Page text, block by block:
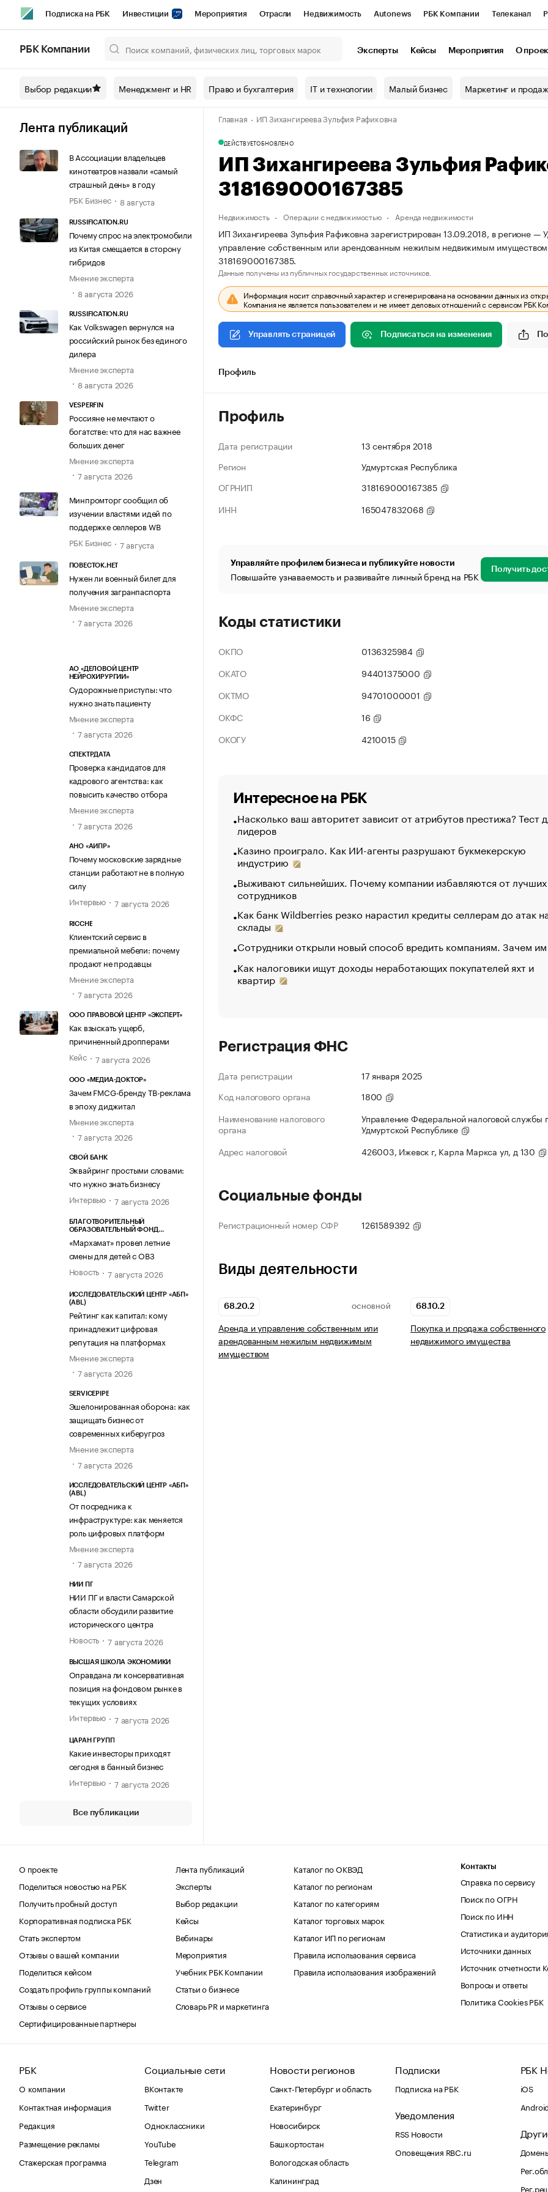
Подписка на РБК Инвестиции Мероприятия Отрасли Недвижимость Autonews РБК Компании Телеканал
Спецпроекты СПб Конференции СПб Спецпроекты Проверка контрагентов
Технологии и медиа Рынок наличной валюты
РБК Компании Эксперты Кейсы Мероприятия О
Выбор редакции Менеджмент и HR Право и бухгалтерия IT и технологии Малый бизнес Маркетинг и
Лента публикаций
В Ассоциации владельцев
кинотеатров назвали «самый
страшный день» в году
РБК Бизнес
8 августа
RUSSIFICATION.RU
Почему спрос на электромобили
из Китая смещается в сторону
гибридов
Мнение эксперта
8 августа 2026
RUSSIFICATION.RU
Как Volkswagen вернулся на
российский рынок без единого
дилера
Мнение эксперта
8 августа 2026
VESPERFIN
Россияне не мечтают о
богатстве: что для нас важнее
больших денег
Мнение эксперта
7 августа 2026
Минпромторг сообщил об
изучении властями идей по
поддержке селлеров WB
РБК Бизнес
7 августа
ПОВЕСТОК.НЕТ
Нужен ли военный билет для
получения загранпаспорта
Мнение эксперта
7 августа 2026
АО «ДЕЛОВОЙ ЦЕНТР
НЕЙРОХИРУРГИИ»
Судорожные приступы: что
нужно знать пациенту
Мнение эксперта
7 августа 2026
СПЕКТРДАТА
Проверка кандидатов для
кадрового агентства: как
повысить качество отбора
Мнение эксперта
7 августа 2026
АНО «АИПР»
Почему московские зарядные
станции работают не в полную
силу
Интервью
7 августа 2026
RICCHE
Клиентский сервис в
премиальной мебели: почему
продают не продавцы
Мнение эксперта
7 августа 2026
ООО ПРАВОВОЙ ЦЕНТР «ЭКСПЕРТ»
Как взыскать ущерб,
причиненный дропперами
Кейс
7 августа 2026
ООО «МЕДИА-ДОКТОР»
Зачем FMCG-бренду ТВ-реклама
в эпоху диджитал
Мнение эксперта
7 августа 2026
СВОЙ БАНК
Эквайринг простыми словами:
что нужно знать бизнесу
Интервью
7 августа 2026
БЛАГОТВОРИТЕЛЬНЫЙ
ОБРАЗОВАТЕЛЬНЫЙ ФОНД
«Мархамат» провел летние
смены для детей с ОВЗ
Новость
7 августа 2026
ИССЛЕДОВАТЕЛЬСКИЙ ЦЕНТР «АБП»
(ABL)
Рейтинг как капитал: кому
принадлежит цифровая
репутация на платформах
Мнение эксперта
7 августа 2026
SERVICEPIPE
Эшелонированная оборона: как
защищать бизнес от
современных киберугроз
Мнение эксперта
7 августа 2026
ИССЛЕДОВАТЕЛЬСКИЙ ЦЕНТР «АБП»
(ABL)
От посредника к
инфраструктуре: как меняется
роль цифровых платформ
Мнение эксперта
7 августа 2026
НИИ ПГ
НИИ ПГ и власти Самарской
области обсудили развитие
исторического центра
Новость
7 августа 2026
ВЫСШАЯ ШКОЛА ЭКОНОМИКИ
Оправдана ли консервативная
позиция на фондовом рынке в
текущих условиях
Интервью
7 августа 2026
ЦАРАН ГРУПП
Какие инвесторы приходят
сегодня в банный бизнес
Интервью
7 августа 2026
Все публикации
Главная ИП Зихангиреева Зульфия Рафиковна
ДЕЙСТВУЕТОБНОВЛЕНО
ИП Зихангиреева Зульфия
318169000167385
Недвижимость Операции с недвижимостью Аренда недвижимости
ИП Зихангиреева Зульфия Рафиковна зарегистрирован 13.09.2018, в регионе —
управление собственным или арендованным нежилым недвижимым
318169000167385.
Данные получены из публичных государственных источников.
Информация носит справочный характер и сгенерирована на основании данных из
Компания не является пользователем и не имеет деловых отношений с сервисом РБК
Управлять страницей Подписаться на изменения
Профиль
Профиль
Дата регистрации
13 сентября 2018
Регион
Удмуртская Республика
ОГРНИП
318169000167385
ИНН
165047832068
Управляйте профилем бизнеса и публикуйте новости
Повышайте узнаваемость и развивайте личный бренд на РБК Получить
Коды статистики
ОКПО
0136325984
ОКАТО
94401375000
ОКТМО
94701000001
ОКФС
16
ОКОГУ
4210015
Интересное на РБК
Насколько ваш авторитет зависит от атрибутов престижа? Тест
лидеров
Казино проиграло. Как ИИ-агенты разрушают букмекерскую
индустрию
Выживают сильнейших. Почему компании избавляются от лучших
сотрудников
Как банк Wildberries резко нарастил кредиты селлерам до атак
склады
Сотрудники открыли новый способ вредить компаниям. Зачем
Как налоговики ищут доходы неработающих покупателей яхт и
квартир
Регистрация ФНС
Дата регистрации
17 января 2025
Код налогового органа
1800
Наименование налогового
органа
Управление Федеральной налоговой службы
Удмуртской Республике
Адрес налоговой
426003, Ижевск г, Карла Маркса ул, д 130
Социальные фонды
Регистрационный номер СФР 1261589392
Виды деятельности
68.20.2 ОСНОВНОЙ
Аренда и управление собственным или
арендованным нежилым недвижимым
имуществом
68.10.2
Покупка и продажа собственного
недвижимого имущества
О проекте
Поделиться новостью на РБК
Получить пробный доступ
Корпоративная подписка РБК
Стать экспертом
Отзывы о вашей компании
Поделиться кейсом
Создать профиль группы компаний
Отзывы о сервисе
Сертифицированные партнеры
Лента публикаций
Эксперты
Выбор редакции
Кейсы
Вебинары
Мероприятия
Учебник РБК Компании
Статьи о бизнесе
Словарь PR и маркетинга
Каталог по ОКВЭД
Каталог по регионам
Каталог по категориям
Каталог торговых марок
Каталог ИП по регионам
Правила использования сервиса
Правила использования изображений
Контакты
Справка по сервису
Поиск по ОГРН
Поиск по ИНН
Статистика и
Источники данных
Источник отчетности
Вопросы и ответы
Политика Cookies РБК
РБК
О компании
Контактная информация
Редакция
Размещение рекламы
Стажерская программа
Социальные сети
ВКонтакте
Twitter
Одноклассники
YouTube
Telegram
Дзен
Новости регионов
Санкт-Петербург и область
Екатеринбург
Новосибирск
Башкортостан
Вологодская область
Калининград
Подписки
Подписка на РБК
Уведомления
RSS Новости
Оповещения RBC.ru
РБК
iOS